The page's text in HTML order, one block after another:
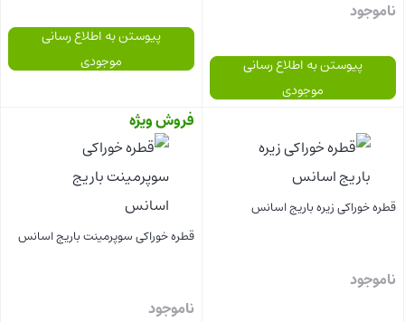
ناموجود
پیوستن به اطلاع رسانی
موجودی
بستن
پیوستن به اطلاع رسانی
موجودی
قطره خوراکی زیره باریج اسانس
ناموجود
فروش ویژه
قطره خوراکی سوپرمینت باریج اسانس
ناموجود